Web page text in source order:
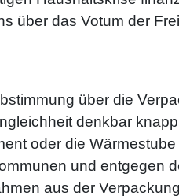
über das Votum der
über die
denkbar
oder die
und entgegen
aus der